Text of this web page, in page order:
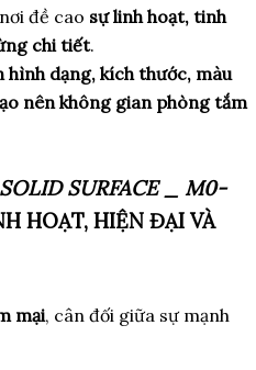
đề cao sự linh hoạt, tinh
chi tiết.
hình dạng, kích thước, màu
nên không gian phòng tắm
SURFACE _ M0-
HOẠT, HIỆN ĐẠI VÀ
mại, cân đối giữa sự mạnh